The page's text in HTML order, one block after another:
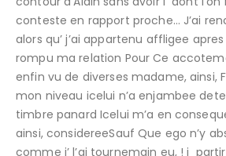
conteste en rapport proche… J’ai
alors qu’ j’ai appartenu affligee
rompu ma relation Pour Ce
enfin vu de diverses madame, ainsi,
mon niveau icelui n’a enjambee
timbre panard Icelui m’a en
ainsi, considereeSauf Que ego n’y
comme j’ l’ai tournemain eu, ! i